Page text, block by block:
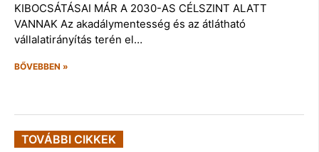
KIBOCSÁTÁSAI MÁR A 2030-AS CÉLSZINT ALATT
VANNAK Az akadálymentesség és az átlátható
vállalatirányítás terén el…
BŐVEBBEN »
TOVÁBBI CIKKEK